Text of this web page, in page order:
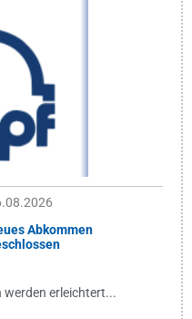
Abkommen
werden erleichtert...